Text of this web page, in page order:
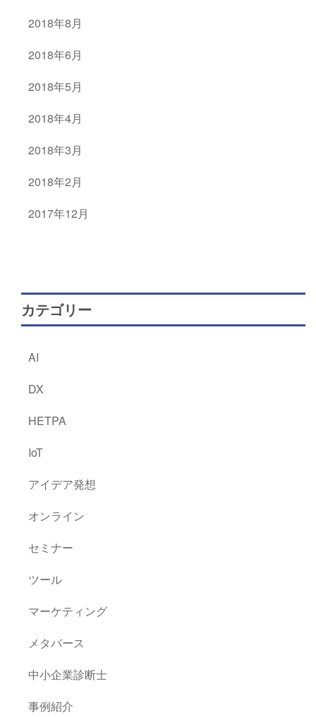
2018年8月
2018年6月
2018年5月
2018年4月
2018年3月
2018年2月
2017年12月
カテゴリー
AI
DX
HETPA
IoT
アイデア発想
オンライン
セミナー
ツール
マーケティング
メタバース
中小企業診断士
事例紹介